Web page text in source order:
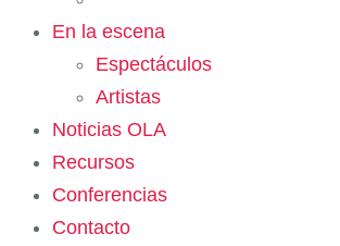
En la escena
Espectáculos
Artistas
Noticias OLA
Recursos
Conferencias
Contacto